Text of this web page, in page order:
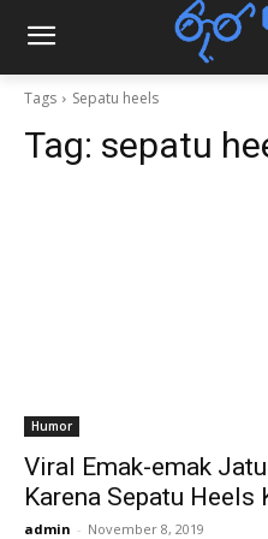
Tags Sepatu heels
Tag: sepatu
Humor
Viral Emak-emak
Karena Sepatu Heels
admin - November 8, 2019